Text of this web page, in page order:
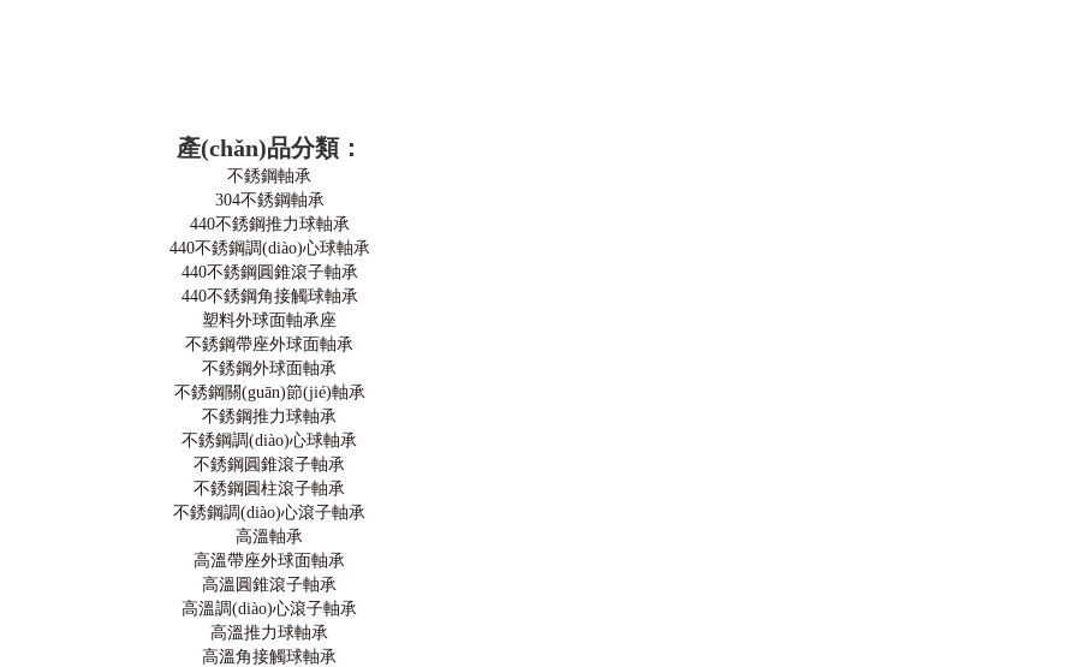
產(chǎn)品分類：
不銹鋼軸承
304不銹鋼軸承
440不銹鋼推力球軸承
440不銹鋼調(diào)心球軸承
440不銹鋼圓錐滾子軸承
440不銹鋼角接觸球軸承
塑料外球面軸承座
不銹鋼帶座外球面軸承
不銹鋼外球面軸承
不銹鋼關(guān)節(jié)軸承
不銹鋼推力球軸承
不銹鋼調(diào)心球軸承
不銹鋼圓錐滾子軸承
不銹鋼圓柱滾子軸承
不銹鋼調(diào)心滾子軸承
高溫軸承
高溫帶座外球面軸承
高溫圓錐滾子軸承
高溫調(diào)心滾子軸承
高溫推力球軸承
高溫角接觸球軸承